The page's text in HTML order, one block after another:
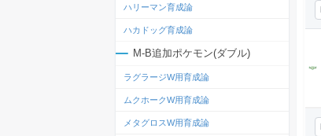
ハリーマン育成論
ハカドッグ育成論
M-B追加ポケモン(ダブル)
ラグラージW用育成論
ムクホークW用育成論
メタグロスW用育成論